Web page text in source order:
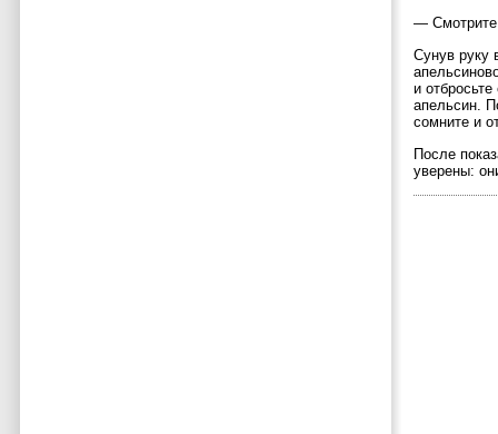
—
Сунув руку
и
апельсин.
сомните и
После
уверены: